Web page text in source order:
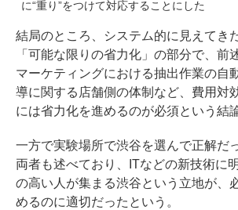
に“重り”をつけて対応することにした
結局のところ、システム的に見えてき
「可能な限りの省力化」の部分で、前
マーケティングにおける抽出作業の自
導に関する店舗側の体制など、費用対
には省力化を進めるのが必須という結
一方で実験場所で渋谷を選んで正解だ
両者も述べており、ITなどの新技術に
の高い人が集まる渋谷という立地が、
めるのに適切だったという。